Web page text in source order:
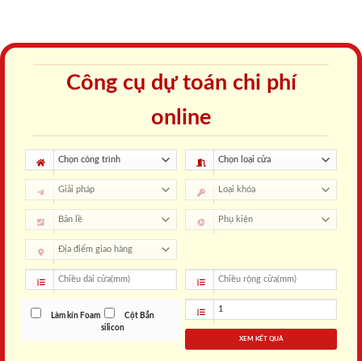
Công cụ dự toán chi phí
online
Làm kín Foam
Cột Bắn
silicon
XEM KẾT QUẢ